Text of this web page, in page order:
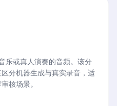
乐或真人演奏的音频。该分
分机器生成与真实录音，适
核场景。